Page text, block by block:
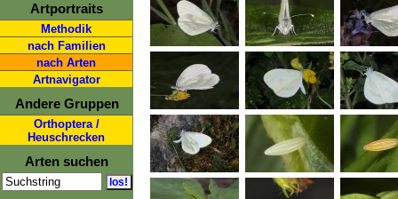
Artportraits
Methodik
nach Familien
nach Arten
Artnavigator
Andere Gruppen
Orthoptera /
Heuschrecken
Arten suchen